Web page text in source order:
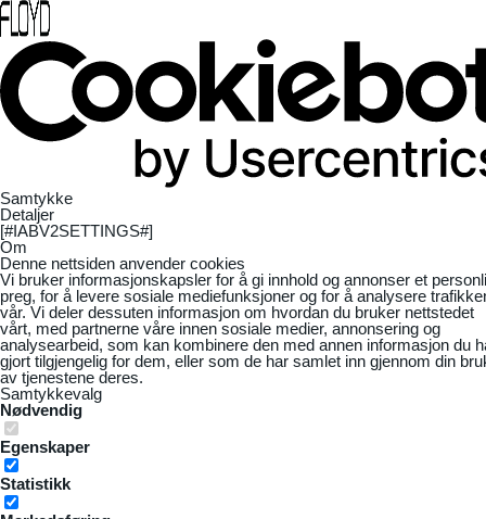
Samtykke
Detaljer
[#IABV2SETTINGS#]
Om
Denne nettsiden anvender cookies
Vi bruker informasjonskapsler for å gi innhold og annonser et
preg, for å levere sosiale mediefunksjoner og for å analysere
vår. Vi deler dessuten informasjon om hvordan du bruker nettstedet
vårt, med partnerne våre innen sosiale medier, annonsering og
analysearbeid, som kan kombinere den med annen informasjon du
gjort tilgjengelig for dem, eller som de har samlet inn gjennom din
av tjenestene deres.
Samtykkevalg
Nødvendig
Egenskaper
Statistikk